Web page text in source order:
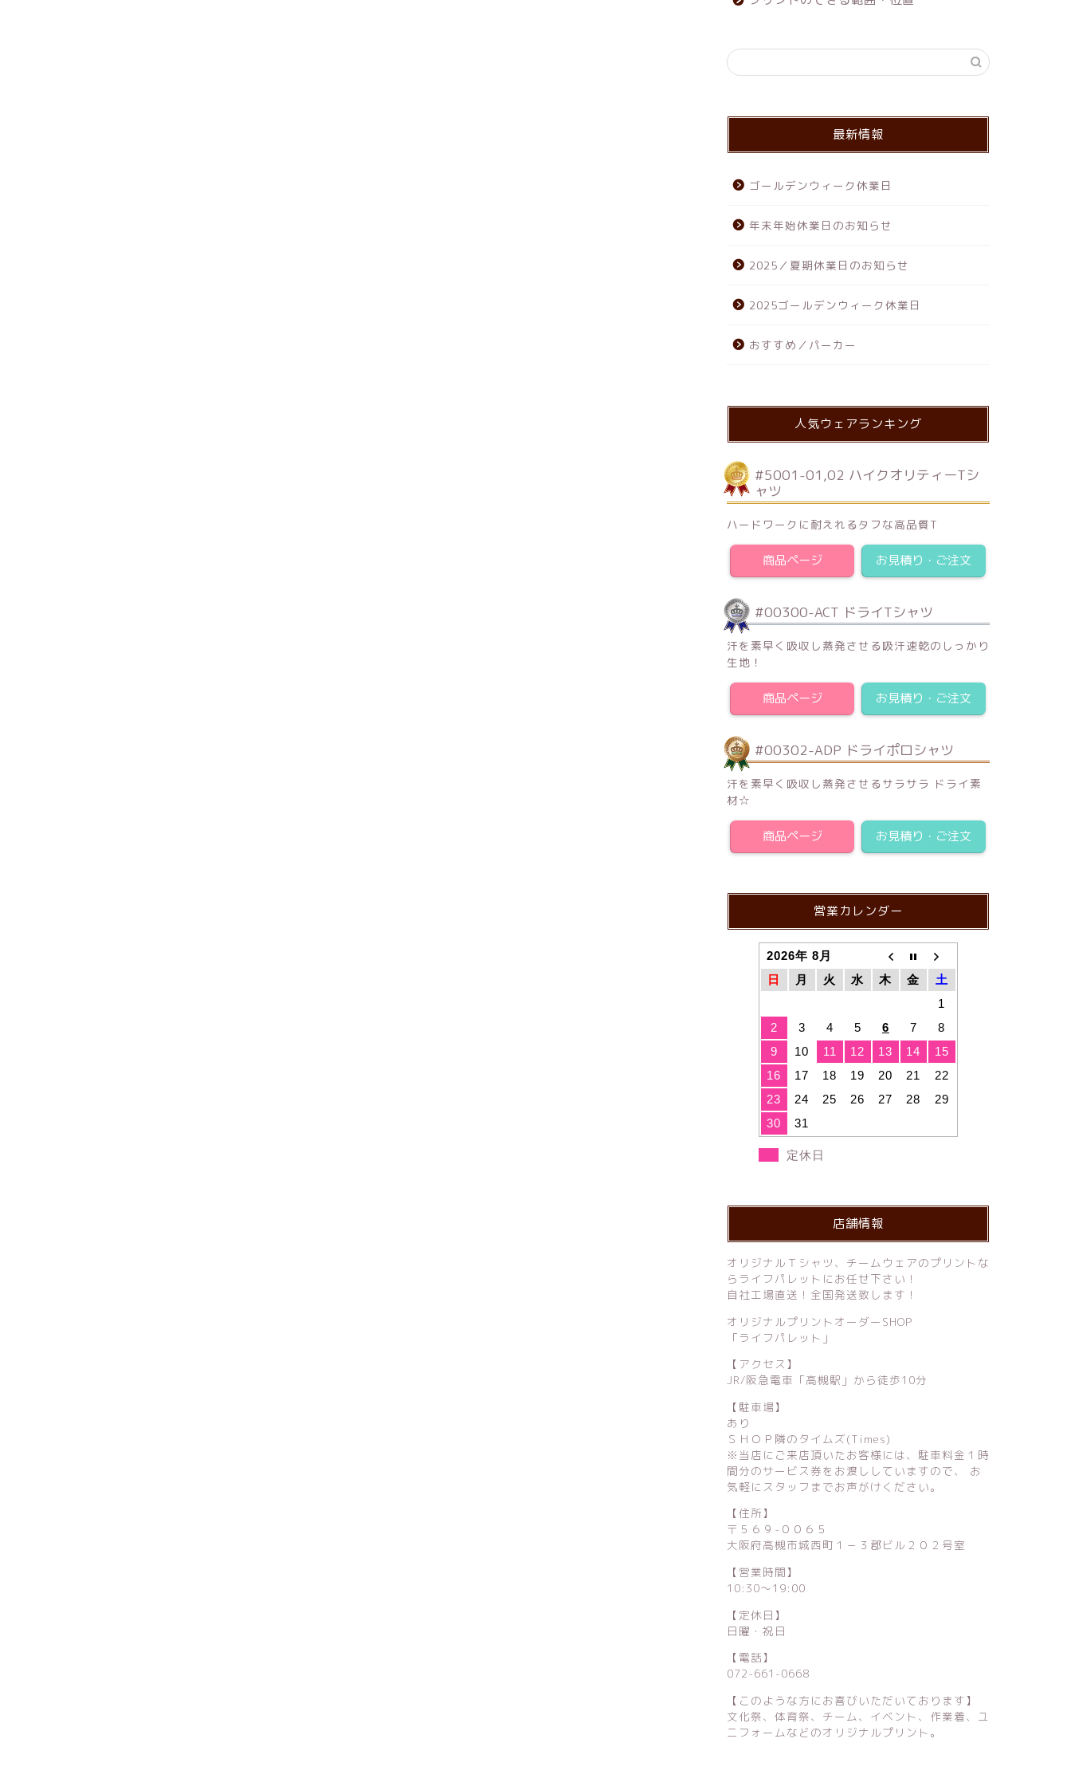
最新情報
ゴールデンウィーク休業日
年末年始休業日のお知らせ
2025／夏期休業日のお知らせ
2025ゴールデンウィーク休業日
おすすめ／パーカー
人気ウェアランキング
#5001-01,02 ハイクオリティーTシ
ャツ
ハードワークに耐えれるタフな高品質T
商品ページ お見積り・ご注文
#00300-ACT ドライTシャツ
汗を素早く吸収し蒸発させる吸汗速乾のしっかり
生地！
商品ページ お見積り・ご注文
#00302-ADP ドライポロシャツ
汗を素早く吸収し蒸発させるサラサラ ドライ素
材☆
商品ページ お見積り・ご注文
営業カレンダー
2026年 8月
日
月 火 水 木 金
土
1
2
3 4 5 6 7
8
9
10 11 12 13 14
15
16
17 18 19 20 21
22
23
24 25 26 27 28
29
30
31
定休日
店舗情報
オリジナルＴシャツ、チームウェアのプリントな
らライフパレットにお任せ下さい！
自社工場直送！全国発送致します！
オリジナルプリントオーダーSHOP
「ライフパレット」
【アクセス】
JR/阪急電車「高槻駅」から徒歩10分
【駐車場】
あり
ＳＨＯＰ隣のタイムズ(Times)
※当店にご来店頂いたお客様には、駐車料金１時
間分のサービス券をお渡ししていますので、 お
気軽にスタッフまでお声がけください。
【住所】
〒５６９-００６５
大阪府高槻市城西町１－３郡ビル２０２号室
【営業時間】
10:30〜19:00
【定休日】
日曜・祝日
【電話】
072-661-0668
【このような方にお喜びいただいております】
文化祭、体育祭、チーム、イベント、作業着、ユ
ニフォームなどのオリジナルプリント。